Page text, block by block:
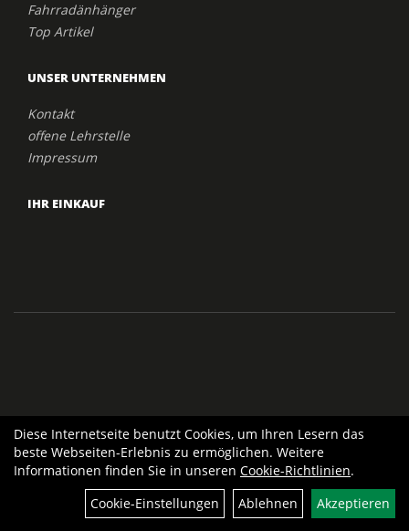
Fahrradänhänger
Top Artikel
UNSER UNTERNEHMEN
Kontakt
offene Lehrstelle
Impressum
IHR EINKAUF
Diese Internetseite benutzt Cookies, um Ihren Lesern das
beste Webseiten-Erlebnis zu ermöglichen. Weitere
Informationen finden Sie in unseren Cookie-Richtlinien.
Cookie-Einstellungen
Ablehnen Akzeptieren